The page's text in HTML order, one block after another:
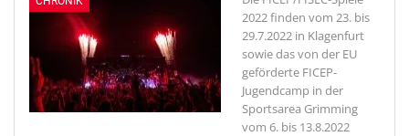
2022 finden vom 23. bis
29.7.2022 in Klagenfurt
sowie das von der EU
geförderte FICEP-
Jugendcamp in der
Sportsarea Grimming
vom 6. bis 13.8.2022